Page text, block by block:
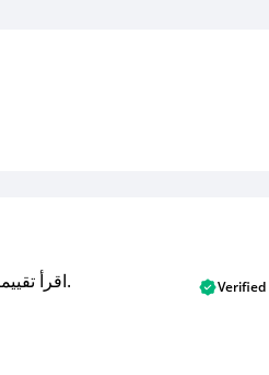
اقرأ تقييمات العملاء الأصلية والتقييمات من المشترين المتحققين. اكتشف ما يعتقده المستخدمون الحقيقيون حول خدمتنا وتعلم من تجاربهم. Verified